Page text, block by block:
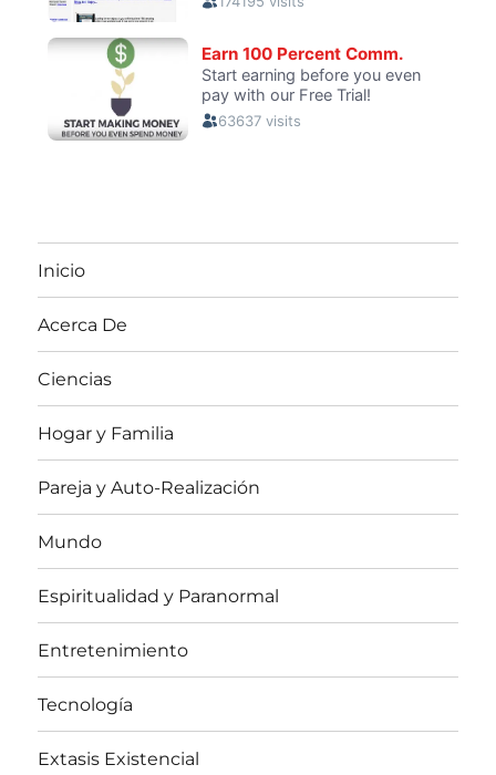
Inicio
Acerca De
Ciencias
Hogar y Familia
Pareja y Auto-Realización
Mundo
Espiritualidad y Paranormal
Entretenimiento
Tecnología
Extasis Existencial